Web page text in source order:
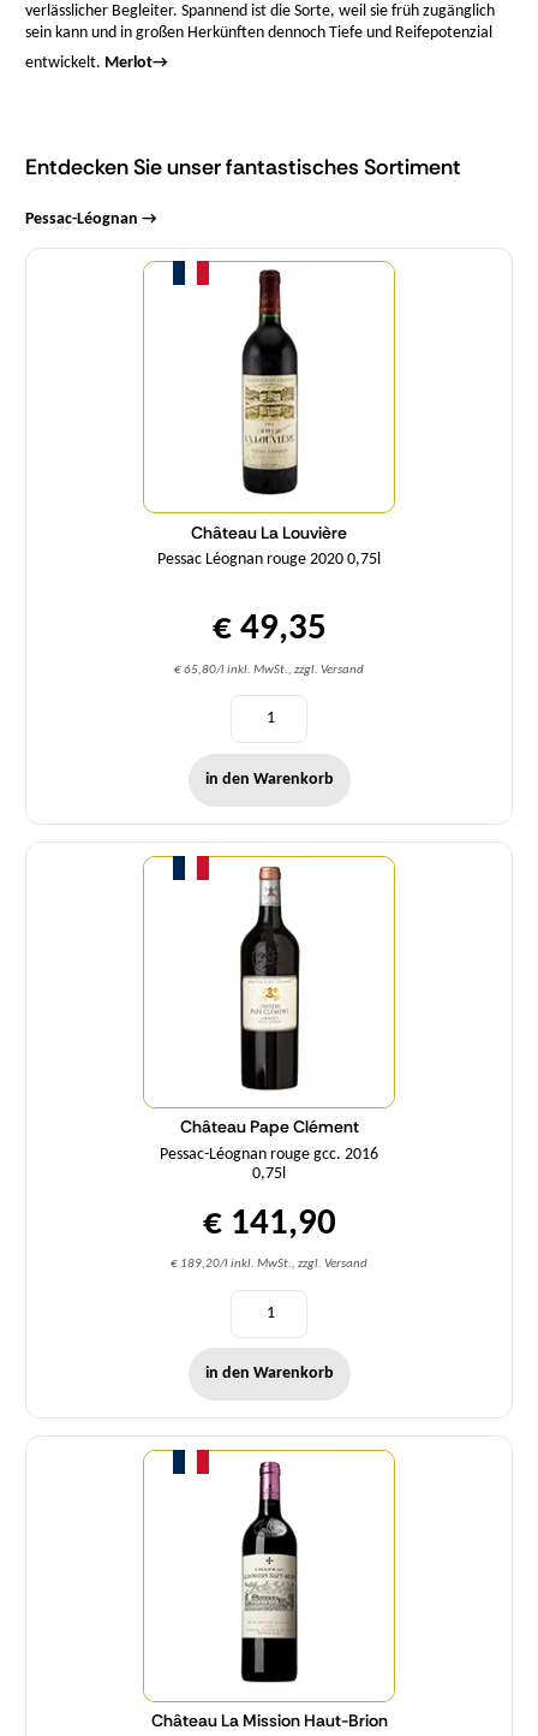
verlässlicher Begleiter. Spannend ist die Sorte, weil sie früh zugänglich
sein kann und in großen Herkünften dennoch Tiefe und Reifepotenzial
entwickelt. Merlot→
Entdecken Sie unser fantastisches Sortiment
Pessac-Léognan →
Château La Louvière
Pessac Léognan rouge 2020 0,75l
€ 49,35
€ 65,80/l inkl. MwSt., zzgl. Versand
Menge
in den Warenkorb
Château Pape Clément
Pessac-Léognan rouge gcc. 2016
0,75l
€ 141,90
€ 189,20/l inkl. MwSt., zzgl. Versand
Menge
in den Warenkorb
Château La Mission Haut-Brion
Menge